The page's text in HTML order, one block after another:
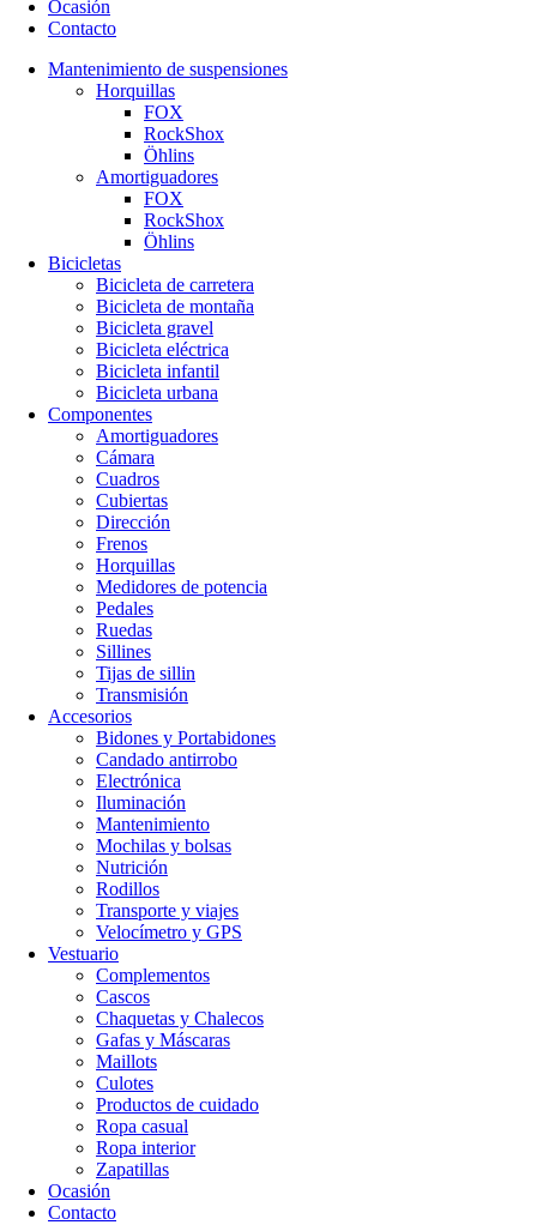
Ocasión
Contacto
Mantenimiento de suspensiones
Horquillas
FOX
RockShox
Öhlins
Amortiguadores
FOX
RockShox
Öhlins
Bicicletas
Bicicleta de carretera
Bicicleta de montaña
Bicicleta gravel
Bicicleta eléctrica
Bicicleta infantil
Bicicleta urbana
Componentes
Amortiguadores
Cámara
Cuadros
Cubiertas
Dirección
Frenos
Horquillas
Medidores de potencia
Pedales
Ruedas
Sillines
Tijas de sillin
Transmisión
Accesorios
Bidones y Portabidones
Candado antirrobo
Electrónica
Iluminación
Mantenimiento
Mochilas y bolsas
Nutrición
Rodillos
Transporte y viajes
Velocímetro y GPS
Vestuario
Complementos
Cascos
Chaquetas y Chalecos
Gafas y Máscaras
Maillots
Culotes
Productos de cuidado
Ropa casual
Ropa interior
Zapatillas
Ocasión
Contacto